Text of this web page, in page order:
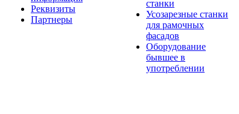
Реквизиты
Партнеры
станки
Усозарезные станки
для рамочных
фасадов
Оборудование
бывшее в
употреблении